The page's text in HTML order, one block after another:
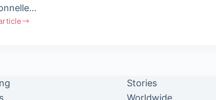
Stories
Worldwide